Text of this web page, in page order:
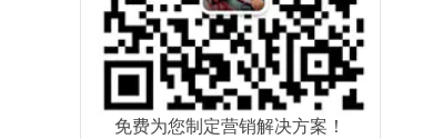
免费为您制定营销解决方案！